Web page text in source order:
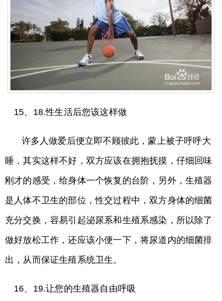
15、18.性生活后您该这样做
许多人做爱后便立即不顾彼此，蒙上被子呼呼大
睡，其实这样不好，双方应该在拥抱抚摸，仔细回味
刚才的感受，给身体一个恢复的台阶，另外，生殖器
是人体不卫生的部位，性交过程中，双方身体的细菌
充分交换，容易引起泌尿系和生殖系感染，所以除了
做好放松工作，还应该小便一下，将尿道内的细菌排
出，从而保证生殖系统卫生。
16、19.让您的生殖器自由呼吸